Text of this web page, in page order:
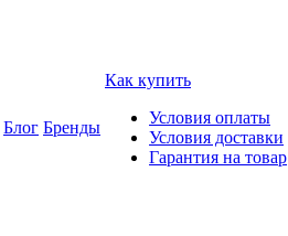
Блог Бренды
Как купить
Условия оплаты
Условия доставки
Гарантия на товар